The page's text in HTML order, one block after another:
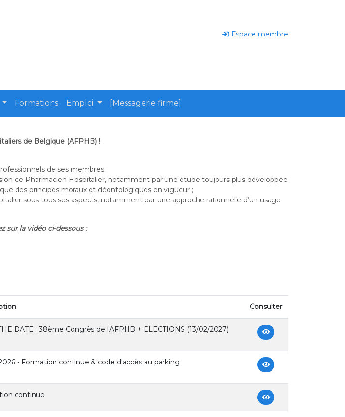
Espace membre
Formations Emploi [Messagerie firme]
de Belgique (AFPHB) !
de ses membres;
de Pharmacien Hospitalier, notamment par une étude toujours plus développée
des principes moraux et déontologiques en vigueur ;
sous tous ses aspects, notamment par une approche rationnelle d’un usage
sur la vidéo ci-dessous :
Consulter
DATE : 38ème Congrès de l'AFPHB + ELECTIONS (13/02/2027)
- Formation continue & code d'accès au parking
continue